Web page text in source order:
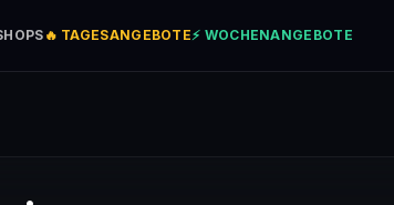
🔥 TAGESANGEBOTE⚡ WOCHENANGEBOTE